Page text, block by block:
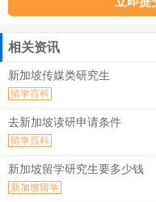
相关资讯
新加坡传媒类研究生
留学百科
去新加坡读研申请条件
留学百科
新加坡留学研究生要多少钱
新加坡留学